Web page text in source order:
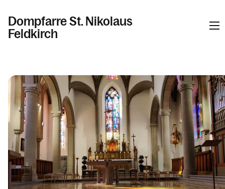
Dompfarre St. Nikolaus
Feldkirch
Kalender
Personen